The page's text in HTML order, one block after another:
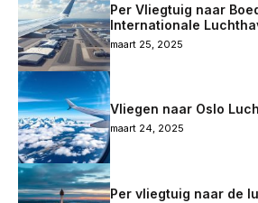
Per Vliegtuig naar
Internationale
maart 25, 2025
Vliegen naar Oslo
maart 24, 2025
Per vliegtuig naar de